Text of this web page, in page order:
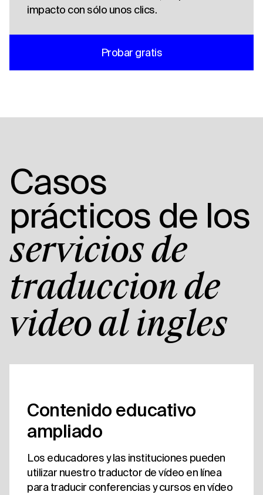
impacto con sólo unos clics.
Probar gratis
Casos
prácticos de los
servicios de
traducción de
vídeo al inglés
Contenido educativo
ampliado
Los educadores y las instituciones pueden
utilizar nuestro traductor de vídeo en línea
para traducir conferencias y cursos en vídeo